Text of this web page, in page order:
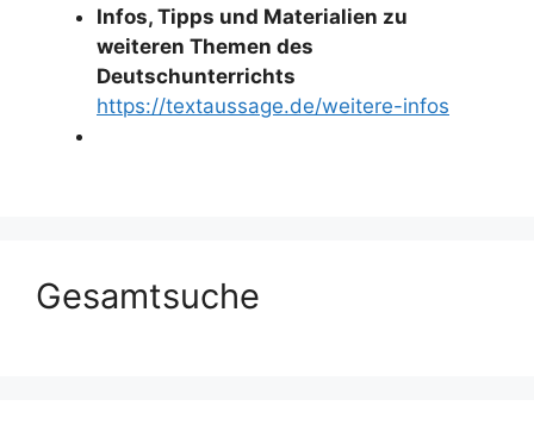
Infos, Tipps und Materialien zu
weiteren Themen des
Deutschunterrichts
https://textaussage.de/weitere-infos
Gesamtsuche